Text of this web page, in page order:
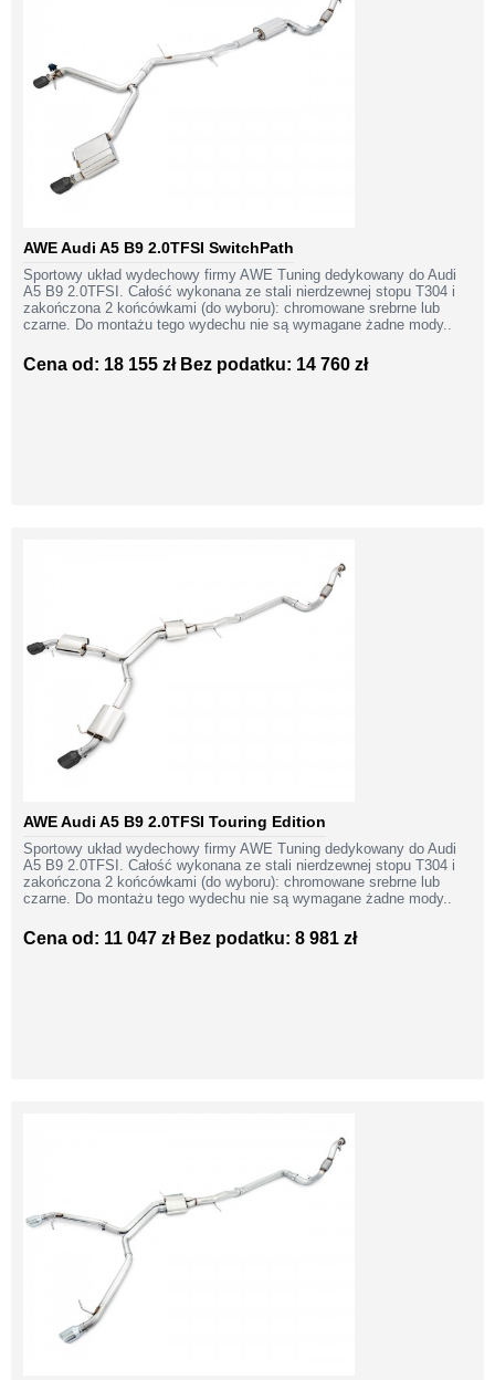
AWE Audi A5 B9 2.0TFSI SwitchPath
Sportowy układ wydechowy firmy AWE Tuning dedykowany do Audi
A5 B9 2.0TFSI. Całość wykonana ze stali nierdzewnej stopu T304 i
zakończona 2 końcówkami (do wyboru): chromowane srebrne lub
czarne. Do montażu tego wydechu nie są wymagane żadne mody..
Cena od: 18 155 zł Bez podatku: 14 760 zł
AWE Audi A5 B9 2.0TFSI Touring Edition
Sportowy układ wydechowy firmy AWE Tuning dedykowany do Audi
A5 B9 2.0TFSI. Całość wykonana ze stali nierdzewnej stopu T304 i
zakończona 2 końcówkami (do wyboru): chromowane srebrne lub
czarne. Do montażu tego wydechu nie są wymagane żadne mody..
Cena od: 11 047 zł Bez podatku: 8 981 zł